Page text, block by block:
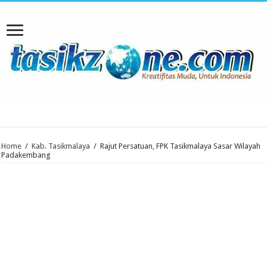
Home / Kab. Tasikmalaya / Rajut Persatuan, FPK Tasikmalaya Sasar Wilayah
Padakembang